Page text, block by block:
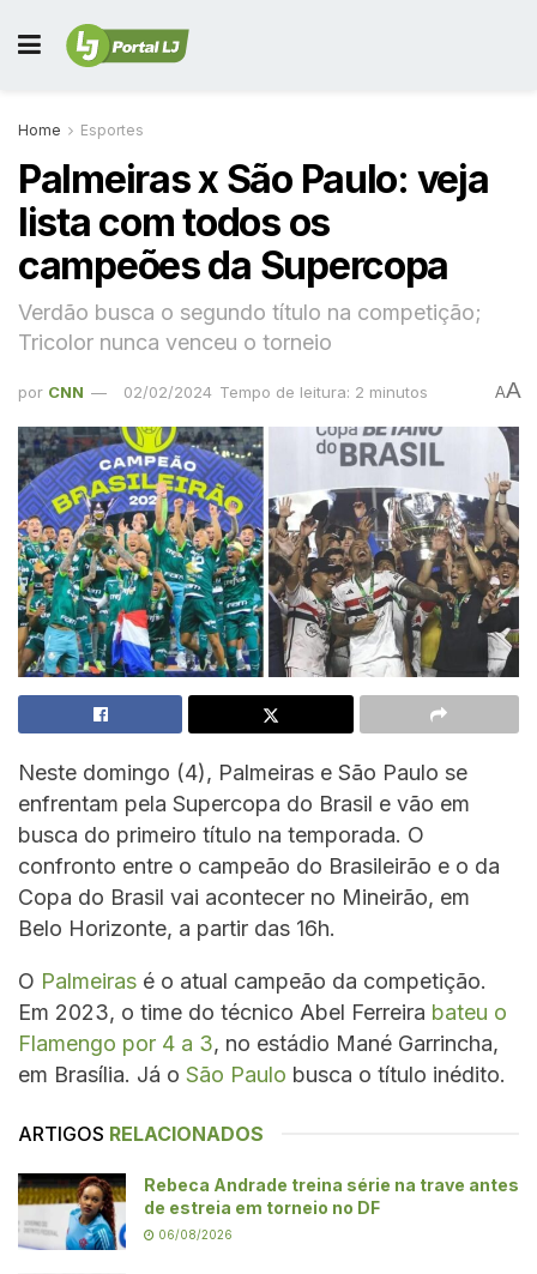
Home Esportes
Palmeiras x São Paulo: veja
lista com todos os
campeões da Supercopa
Verdão busca o segundo título na competição;
Tricolor nunca venceu o torneio
por CNN 02/02/2024 Tempo de leitura: 2 minutos AA
Neste domingo (4), Palmeiras e São Paulo se
enfrentam pela Supercopa do Brasil e vão em
busca do primeiro título na temporada. O
confronto entre o campeão do Brasileirão e o da
Copa do Brasil vai acontecer no Mineirão, em
Belo Horizonte, a partir das 16h.
O Palmeiras é o atual campeão da competição.
Em 2023, o time do técnico Abel Ferreira bateu o
Flamengo por 4 a 3, no estádio Mané Garrincha,
em Brasília. Já o São Paulo busca o título inédito.
ARTIGOS RELACIONADOS
Rebeca Andrade treina série na trave antes
de estreia em torneio no DF
06/08/2026